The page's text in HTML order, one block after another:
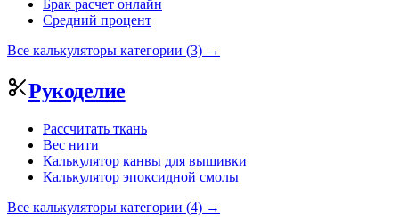
Брак расчет онлайн
Средний процент
Все калькуляторы категории (3) →
Рукоделие
Рассчитать ткань
Вес нити
Калькулятор канвы для вышивки
Калькулятор эпоксидной смолы
Все калькуляторы категории (4) →